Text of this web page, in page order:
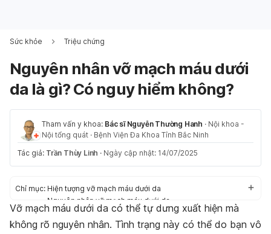
Sức khỏe Triệu chứng
Nguyên nhân vỡ mạch máu dưới
da là gì? Có nguy hiểm không?
Tham vấn y khoa: Bác sĩ Nguyễn Thường Hanh · Nội khoa -
Nội tổng quát · Bệnh Viện Đa Khoa Tỉnh Bắc Ninh
Tác giả: Trần Thùy Linh · Ngày cập nhật: 14/07/2025
Chỉ mục: Hiện tượng vỡ mạch máu dưới da
Nguyên nhân vỡ mạch máu dưới da
Nguyên nhân vỡ mạch máu dưới da khác
Cách xử lý vỡ mạch máu dưới da
Vỡ mạch máu dưới da có thể tự dưng xuất hiện mà
không rõ nguyên nhân. Tình trạng này có thể do bạn vô